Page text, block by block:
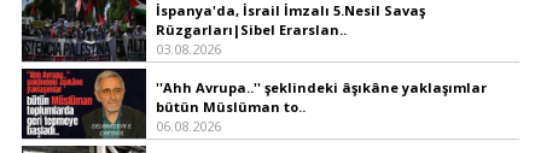
İspanya'da, İsrail İmzalı 5.Nesil Savaş
Rüzgarları|Sibel Erarslan..
03.08.2026
''Ahh Avrupa..'' şeklindeki âşıkâne yaklaşımlar
bütün Müslüman to..
06.08.2026